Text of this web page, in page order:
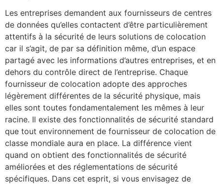
Les entreprises demandent aux fournisseurs de centres
de données qu’elles contactent d’être particulièrement
attentifs à la sécurité de leurs solutions de colocation
car il s’agit, de par sa définition même, d’un espace
partagé avec les informations d’autres entreprises, et en
dehors du contrôle direct de l’entreprise. Chaque
fournisseur de colocation adopte des approches
légèrement différentes de la sécurité physique, mais
elles sont toutes fondamentalement les mêmes à leur
racine. Il existe des fonctionnalités de sécurité standard
que tout environnement de fournisseur de colocation de
classe mondiale aura en place. La différence vient
quand on obtient des fonctionnalités de sécurité
améliorées et des réglementations de sécurité
spécifiques. Dans cet esprit, si vous envisagez de